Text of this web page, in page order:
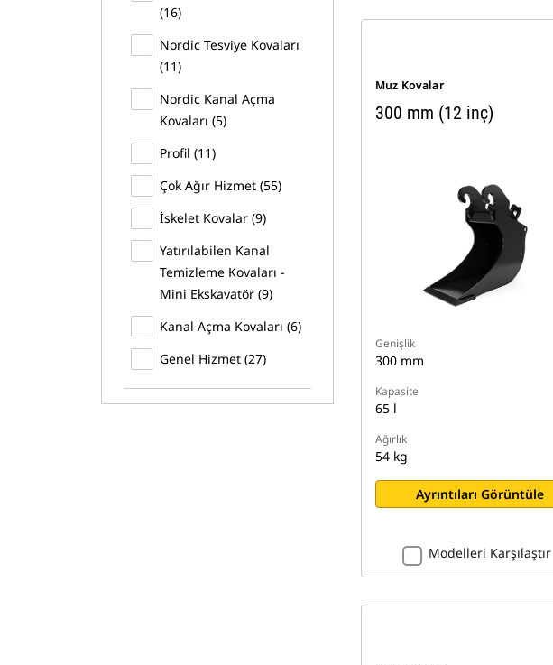
(16)
Nordic Tesviye Kovaları
(11)
Nordic Kanal Açma
Kovaları (5)
Profil (11)
Çok Ağır Hizmet (55)
İskelet Kovalar (9)
Yatırılabilen Kanal
Temizleme Kovaları -
Mini Ekskavatör (9)
Kanal Açma Kovaları (6)
Genel Hizmet (27)
Muz Kovalar
300 mm (12 inç)
Genişlik
300 mm
Kapasite
65 l
Ağırlık
54 kg
Ayrıntıları Görüntüle
Modelleri Karşılaştır